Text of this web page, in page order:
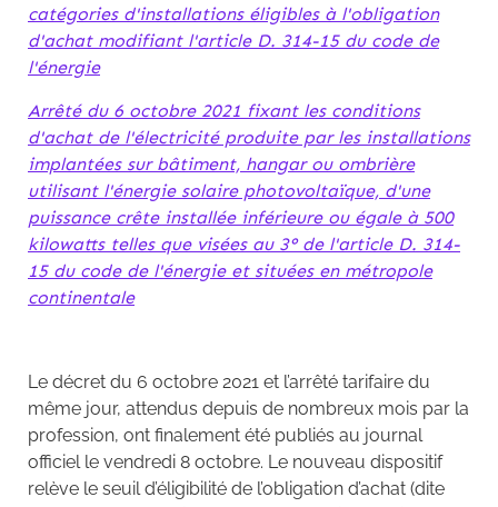
catégories d'installations éligibles à l'obligation
d'achat modifiant l'article D. 314-15 du code de
l'énergie
Arrêté du 6 octobre 2021 fixant les conditions
d'achat de l'électricité produite par les installations
implantées sur bâtiment, hangar ou ombrière
utilisant l'énergie solaire photovoltaïque, d'une
puissance crête installée inférieure ou égale à 500
kilowatts telles que visées au 3° de l'article D. 314-
15 du code de l'énergie et situées en métropole
continentale
Le décret du 6 octobre 2021 et l’arrêté tarifaire du
même jour, attendus depuis de nombreux mois par la
profession, ont finalement été publiés au journal
officiel le vendredi 8 octobre. Le nouveau dispositif
relève le seuil d’éligibilité de l’obligation d’achat (dite